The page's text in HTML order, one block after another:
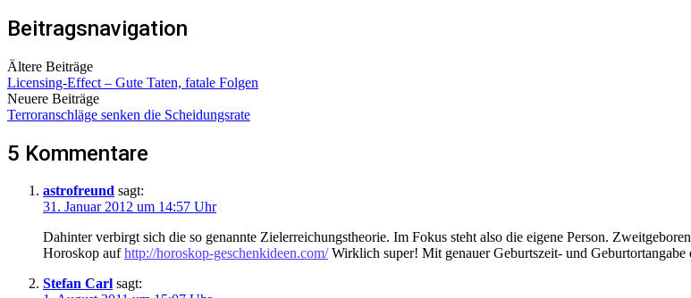
Beitragsnavigation
Ältere Beiträge
Licensing-Effect – Gute Taten, fatale Folgen
Neuere Beiträge
Terroranschläge senken die Scheidungsrate
5 Kommentare
astrofreund sagt:
31. Januar 2012 um 14:57 Uhr
Dahinter verbirgt sich die so genannte Zielerreichungstheorie. Im Fokus steht also die eigene Person.
Horoskop aufhttp://horoskop-geschenkideen.com/Wirklich super! Mit genauer Geburtszeit- und
Stefan Carl sagt: